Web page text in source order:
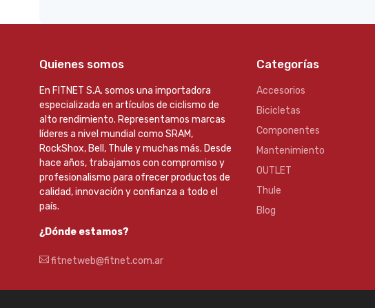
Quienes somos
En FITNET S.A. somos una importadora
especializada en artículos de ciclismo de
alto rendimiento. Representamos marcas
líderes a nivel mundial como SRAM,
RockShox, Bell, Thule y muchas más. Desde
hace años, trabajamos con compromiso y
profesionalismo para ofrecer productos de
calidad, innovación y confianza a todo el
país.
¿Dónde estamos?
fitnetweb@fitnet.com.ar
Categorías
Accesorios
Bicicletas
Componentes
Mantenimiento
OUTLET
Thule
Blog